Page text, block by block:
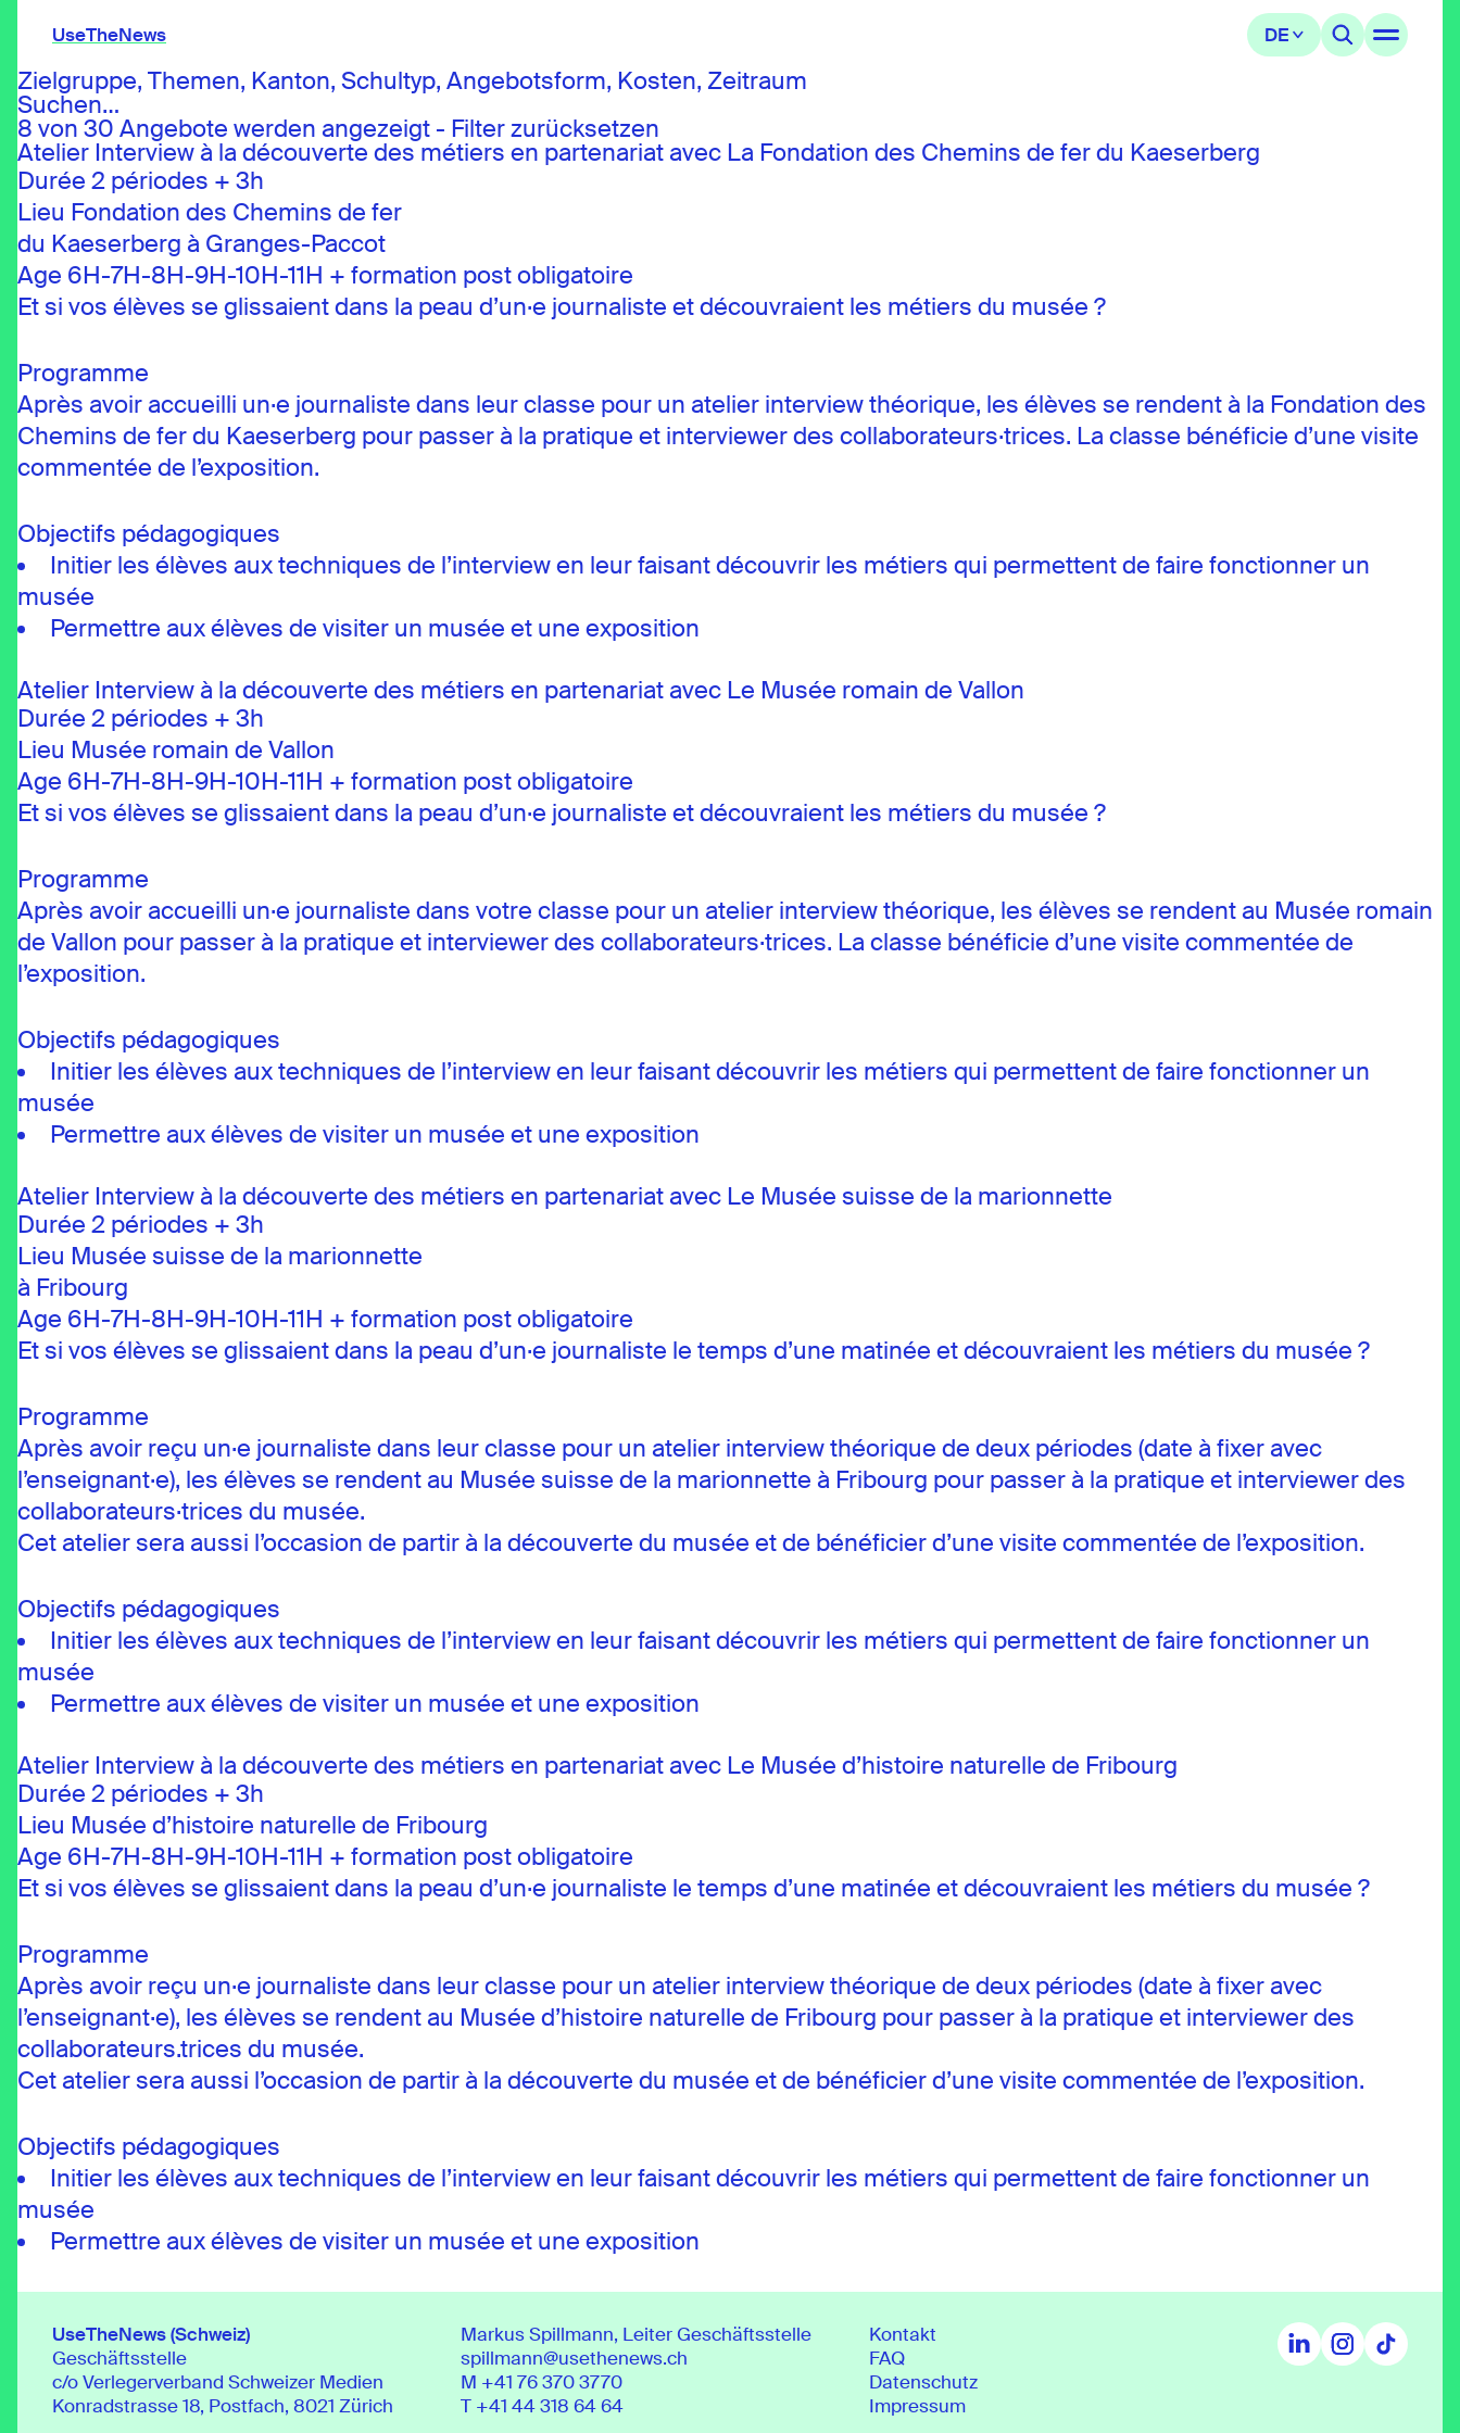
UseTheNews
Themen
Angebote
Wissen
Agenda
UseTheNews
Organisation
Partnerschaften
Zielgruppe, Themen, Kanton, Schultyp, Angebotsform, Kosten, Zeitraum
Suchen…
8 von 30 Angebote werden angezeigt - Filter zurücksetzen
Atelier Interview à la découverte des métiers en partenariat avec La Fondation des Chemins de fer du Kaeserberg
Durée 2 périodes + 3h
Lieu Fondation des Chemins de fer
du Kaeserberg à Granges-Paccot
Age 6H-7H-8H-9H-10H-11H + formation post obligatoire
Et si vos élèves se glissaient dans la peau d’un·e journaliste et découvraient les métiers du musée ?
Programme
Après avoir accueilli un·e journaliste dans leur classe pour un atelier interview théorique, les élèves se rendent à la Fondation des
Chemins de fer du Kaeserberg pour passer à la pratique et interviewer des collaborateurs·trices. La classe bénéficie d’une visite
commentée de l’exposition.
Objectifs pédagogiques
Initier les élèves aux techniques de l’interview en leur faisant découvrir les métiers qui permettent de faire fonctionner un
musée
Permettre aux élèves de visiter un musée et une exposition
Atelier Interview à la découverte des métiers en partenariat avec Le Musée romain de Vallon
Durée 2 périodes + 3h
Lieu Musée romain de Vallon
Age 6H-7H-8H-9H-10H-11H + formation post obligatoire
Et si vos élèves se glissaient dans la peau d’un·e journaliste et découvraient les métiers du musée ?
Programme
Après avoir accueilli un·e journaliste dans votre classe pour un atelier interview théorique, les élèves se rendent au Musée romain
de Vallon pour passer à la pratique et interviewer des collaborateurs·trices. La classe bénéficie d’une visite commentée de
l’exposition.
Objectifs pédagogiques
Initier les élèves aux techniques de l’interview en leur faisant découvrir les métiers qui permettent de faire fonctionner un
musée
Permettre aux élèves de visiter un musée et une exposition
Atelier Interview à la découverte des métiers en partenariat avec Le Musée suisse de la marionnette
Durée 2 périodes + 3h
Lieu Musée suisse de la marionnette
à Fribourg
Age 6H-7H-8H-9H-10H-11H + formation post obligatoire
Et si vos élèves se glissaient dans la peau d’un·e journaliste le temps d’une matinée et découvraient les métiers du musée ?
Programme
Après avoir reçu un·e journaliste dans leur classe pour un atelier interview théorique de deux périodes (date à fixer avec
l’enseignant·e), les élèves se rendent au Musée suisse de la marionnette à Fribourg pour passer à la pratique et interviewer des
collaborateurs·trices du musée.
Cet atelier sera aussi l’occasion de partir à la découverte du musée et de bénéficier d’une visite commentée de l’exposition.
Objectifs pédagogiques
Initier les élèves aux techniques de l’interview en leur faisant découvrir les métiers qui permettent de faire fonctionner un
musée
Permettre aux élèves de visiter un musée et une exposition
Atelier Interview à la découverte des métiers en partenariat avec Le Musée d’histoire naturelle de Fribourg
Durée 2 périodes + 3h
Lieu Musée d’histoire naturelle de Fribourg
Age 6H-7H-8H-9H-10H-11H + formation post obligatoire
Et si vos élèves se glissaient dans la peau d’un·e journaliste le temps d’une matinée et découvraient les métiers du musée ?
Programme
Après avoir reçu un·e journaliste dans leur classe pour un atelier interview théorique de deux périodes (date à fixer avec
l’enseignant·e), les élèves se rendent au Musée d’histoire naturelle de Fribourg pour passer à la pratique et interviewer des
collaborateurs.trices du musée.
Cet atelier sera aussi l’occasion de partir à la découverte du musée et de bénéficier d’une visite commentée de l’exposition.
Objectifs pédagogiques
Initier les élèves aux techniques de l’interview en leur faisant découvrir les métiers qui permettent de faire fonctionner un
musée
Permettre aux élèves de visiter un musée et une exposition
UseTheNews (Schweiz)
Geschäftsstelle
c/o Verlegerverband Schweizer Medien
Konradstrasse 18, Postfach, 8021 Zürich
Markus Spillmann, Leiter Geschäftsstelle
spillmann@usethenews.ch
M +41 76 370 3770
T +41 44 318 64 64
Kontakt
FAQ
Datenschutz
Impressum